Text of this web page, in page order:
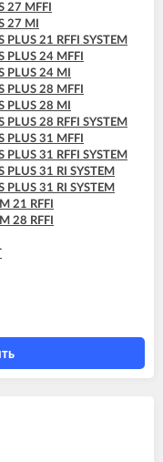
27 MFFI
27 MI
21 RFFI SYSTEM
PLUS 24 MFFI
PLUS 24 MI
PLUS 28 MFFI
PLUS 28 MI
28 RFFI SYSTEM
PLUS 31 MFFI
31 RFFI SYSTEM
PLUS 31 RI SYSTEM
PLUS 31 RI SYSTEM
21 RFFI
28 RFFI